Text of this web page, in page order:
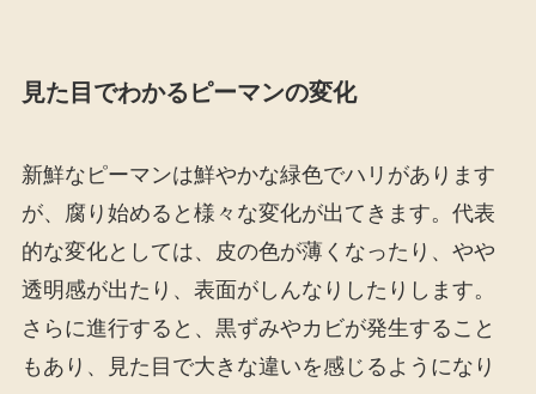
見た目でわかるピーマンの変化
新鮮なピーマンは鮮やかな緑色でハリがあります
が、腐り始めると様々な変化が出てきます。代表
的な変化としては、皮の色が薄くなったり、やや
透明感が出たり、表面がしんなりしたりします。
さらに進行すると、黒ずみやカビが発生すること
もあり、見た目で大きな違いを感じるようになり